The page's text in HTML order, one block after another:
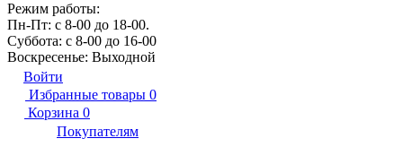
Режим работы:
Пн-Пт: с 8-00 до 18-00.
Суббота: с 8-00 до 16-00
Воскресенье: Выходной
Войти
Избранные товары 0
Корзина 0
Покупателям